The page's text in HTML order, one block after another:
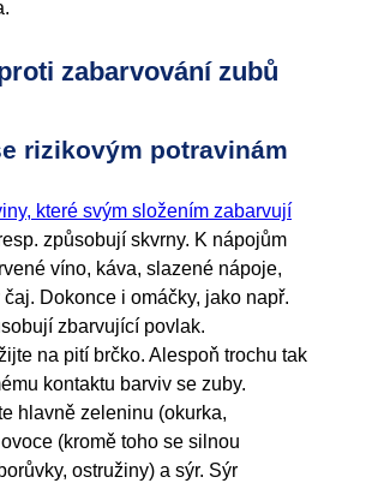
zabarvování zubů
rizikovým potravinám
které svým složením zabarvují
způsobují skvrny. K nápojům
víno, káva, slazené nápoje,
Dokonce i omáčky, jako např.
zbarvující povlak.
na pití brčko. Alespoň trochu tak
kontaktu barviv se zuby.
hlavně zeleninu (okurka,
(kromě toho se silnou
ostružiny) a sýr. Sýr